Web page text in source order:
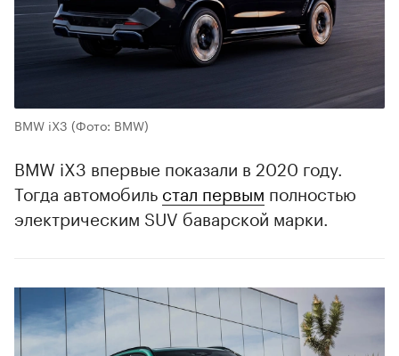
00:00 / 00:00
BMW iX3 (Фото: BMW)
BMW iX3 впервые показали в 2020 году.
Тогда автомобиль стал первым полностью
электрическим SUV баварской марки.